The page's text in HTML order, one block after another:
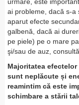
urmare, este
ai probleme, dacă s-a
aparut efecte
galbenă, dacă ai
pe piele) pe o mare
şi/sau de auz,
Majoritatea
sunt neplăcute și
reamintim că este
schimbare a stării